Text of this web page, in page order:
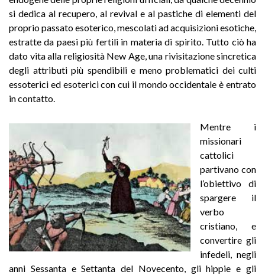
si dedica al recupero, al revival e al pastiche di elementi del
proprio passato esoterico, mescolati ad acquisizioni esotiche,
estratte da paesi più fertili in materia di spirito. Tutto ciò ha
dato vita alla religiosità New Age, una rivisitazione sincretica
degli attributi più spendibili e meno problematici dei culti
essoterici ed esoterici con cui il mondo occidentale è entrato
in contatto
Mentre i
missionari
cattolici
partivano con
l’obiettivo di
spargere il
verbo
cristiano, e
convertire gli
infedeli, negli
anni Sessanta e Settanta del Novecento, gli hippie e gli